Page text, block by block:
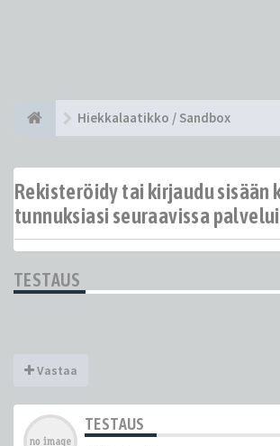
Hiekkalaatikko / Sandbox
Rekisteröidy tai kirjaudu
tunnuksiasi seuraavissa
TESTAUS
Vastaa
TESTAUS